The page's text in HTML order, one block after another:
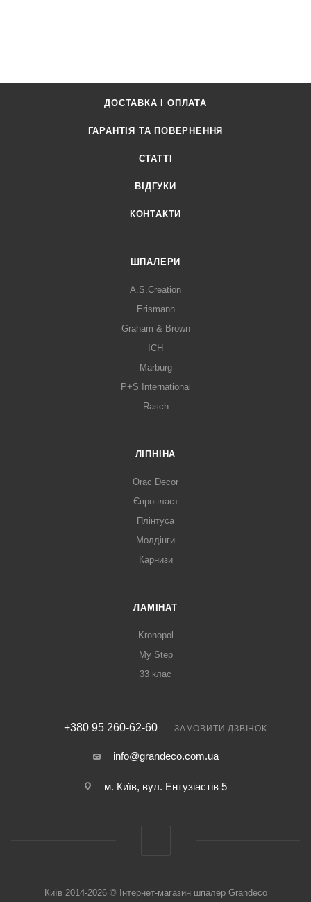
ДОСТАВКА І ОПЛАТА
ГАРАНТІЯ ТА ПОВЕРНЕННЯ
СТАТТІ
ВІДГУКИ
КОНТАКТИ
ШПАЛЕРИ
A.S.Creation
Erismann
Graham & Brown
ICH
Marburg
P+S International
Rasch
ЛІПНІНА
Orac Decor
Європласт
Плінтуса
Молдінги
Карнизи
ЛАМІНАТ
Kronopol
My Step
33 клас
+380 95 260-62-60 ЗАМОВИТИ ДЗВІНОК
info@grandeco.com.ua
м. Київ, вул. Ентузіастів 5
Київ 2014-2026 © Інтернет-магазин шпалер Grandeco